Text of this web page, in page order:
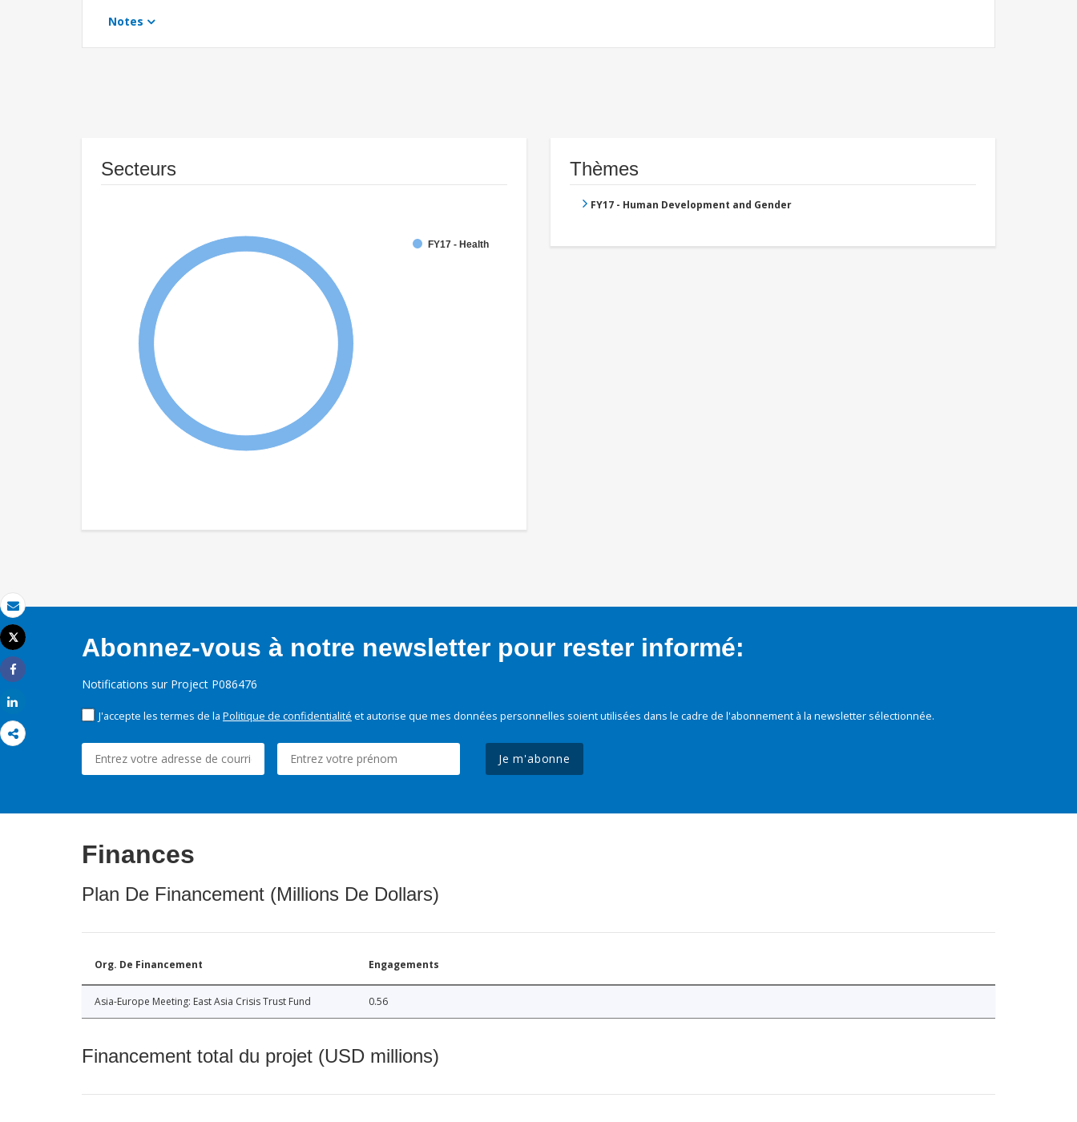
Email
Imprimer
Tweet
Share
Notes
Secteurs
FY17 - Health
Thèmes
FY17 - Human Development and Gender
Abonnez-vous à notre newsletter pour rester informé:
Notifications sur Project P086476
J'accepte les termes de la Politique de confidentialité et autorise que mes données personnelles soient utilisées dans le cadre de l'abonnement à la newsletter sélectionnée.
Je m'abonne
Finances
Plan De Financement (Millions De Dollars)
Org. De Financement Engagements
Asia-Europe Meeting: East Asia Crisis Trust Fund 0.56
Financement total du projet (USD millions)